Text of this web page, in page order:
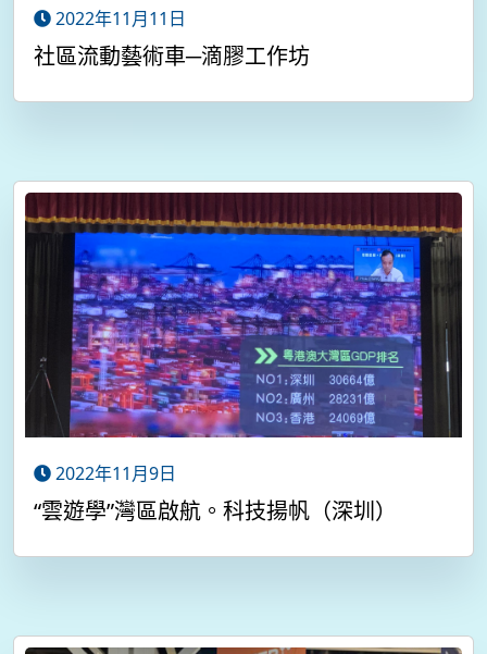
2022年11月11日
社區流動藝術車─滴膠工作坊
2022年11月9日
“雲遊學”灣區啟航。科技揚帆（深圳）